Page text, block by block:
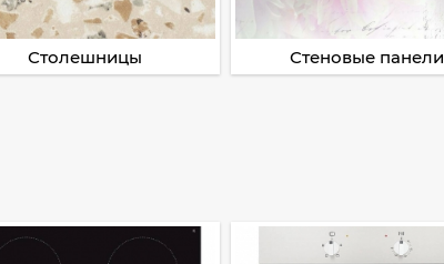
Столешницы Стеновые панели